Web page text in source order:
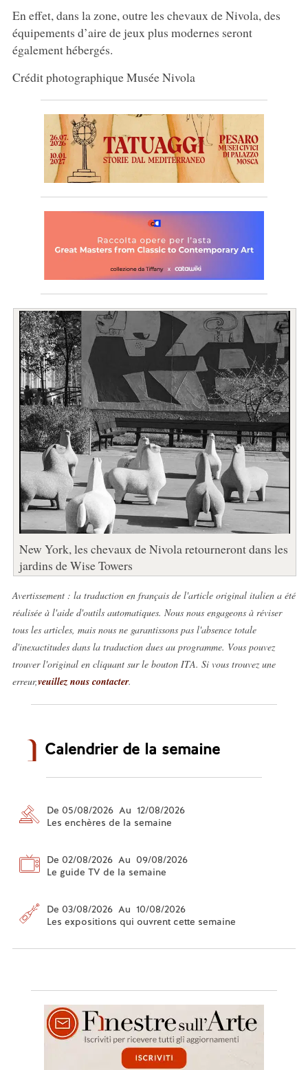
En effet, dans la zone, outre les chevaux de Nivola, des
équipements d’aire de jeux plus modernes seront
également hébergés.
Crédit photographique Musée Nivola
New York, les chevaux de Nivola retourneront dans les
jardins de Wise Towers
Avertissement : la traduction en français de l'article original italien a été
réalisée à l'aide d'outils automatiques. Nous nous engageons à réviser
tous les articles, mais nous ne garantissons pas l'absence totale
d'inexactitudes dans la traduction dues au programme. Vous pouvez
trouver l'original en cliquant sur le bouton ITA. Si vous trouvez une
erreur,veuillez nous contacter.
Calendrier de la semaine
De 05/08/2026 Au 12/08/2026
Les enchères de la semaine
De 02/08/2026 Au 09/08/2026
Le guide TV de la semaine
De 03/08/2026 Au 10/08/2026
Les expositions qui ouvrent cette semaine